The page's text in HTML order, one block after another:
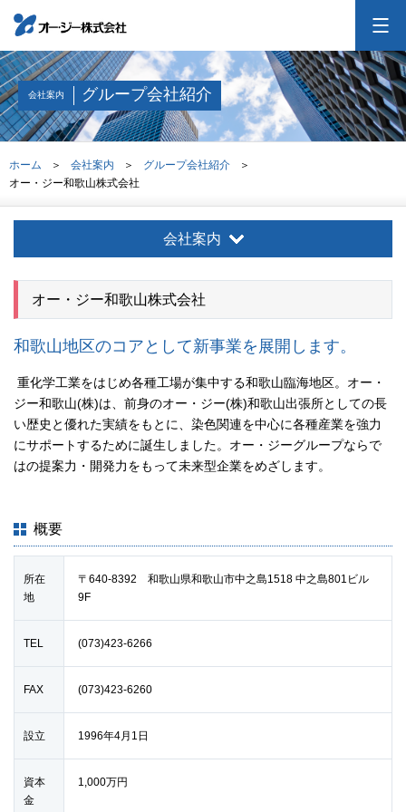
オー・ジーについて
会社案内
投資家情報
お問合せ 交通アクセス サイトマップ
JP EN
会社案内 グループ会社紹介
ホーム 会社案内
グループ会社紹介
オー・ジー和歌山株式会社
会社案内
オー・ジー和歌山株式会社
和歌山地区のコアとして新事業を展開します。
重化学工業をはじめ各種工場が集中する和歌山臨海地区。オー・
ジー和歌山(株)は、前身のオー・ジー(株)和歌山出張所としての長
い歴史と優れた実績をもとに、染色関連を中心に各種産業を強力
にサポートするために誕生しました。オー・ジーグループならで
はの提案力・開発力をもって未来型企業をめざします。
概要
所在
地
〒640-8392 和歌山県和歌山市中之島1518 中之島801ビル
9F
TEL (073)423-6266
FAX (073)423-6260
設立 1996年4月1日
資本
金
1,000万円